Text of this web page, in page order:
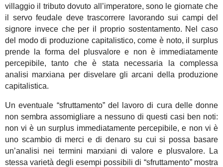
villaggio il tributo dovuto all’imperatore, sono le giornate che
il servo feudale deve trascorrere lavorando sui campi del
signore invece che per il proprio sostentamento. Nel caso
del modo di produzione capitalistico, come è noto, il surplus
prende la forma del plusvalore e non è immediatamente
percepibile, tanto che è stata necessaria la complessa
analisi marxiana per disvelare gli arcani della produzione
capitalistica.
Un eventuale “sfruttamento” del lavoro di cura delle donne
non sembra assomigliare a nessuno di questi casi ben noti:
non vi è un surplus immediatamente percepibile, e non vi è
uno scambio di merci e di denaro su cui si possa basare
un’analisi nei termini marxiani di valore e plusvalore. La
stessa varietà degli esempi possibili di “sfruttamento” mostra